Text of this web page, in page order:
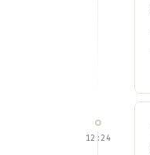
12:24